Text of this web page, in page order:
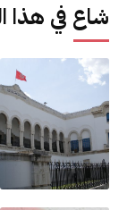
شاع في هذا